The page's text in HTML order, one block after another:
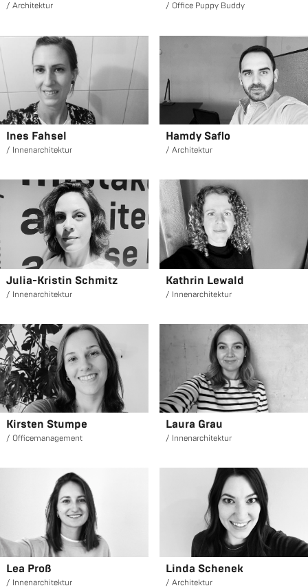
Ar­chi­tek­tur Of­fice Puppy Buddy
Ines Fah­sel
In­nen­ar­chi­tek­tur
Hamdy Saflo
Ar­chi­tek­tur
Julia-Kris­tin Schmitz
In­nen­ar­chi­tek­tur
Kath­rin Le­wald
In­nen­ar­chi­tek­tur
Kirs­ten Stum­pe
Of­fice­ma­nage­ment
Laura Grau
In­nen­ar­chi­tek­tur
Lea Proß
In­nen­ar­chi­tek­tur
Linda Sche­nek
Ar­chi­tek­tur